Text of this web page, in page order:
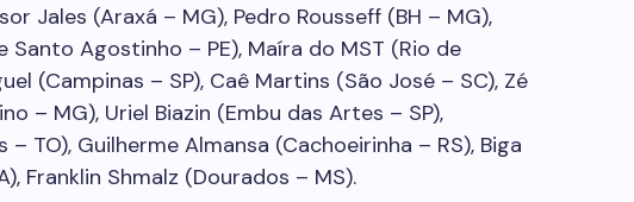
Jales (Araxá – MG), Pedro Rousseff (BH – MG),
Santo Agostinho – PE), Maíra do MST (Rio de
(Campinas – SP), Caê Martins (São José – SC), Zé
– MG), Uriel Biazin (Embu das Artes – SP),
TO), Guilherme Almansa (Cachoeirinha – RS), Biga
Franklin Shmalz (Dourados – MS).